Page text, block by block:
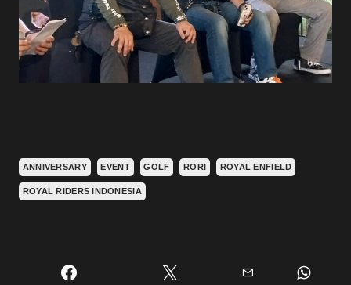
ANNIVERSARY EVENT GOLF RORI ROYAL ENFIELD
ROYAL RIDERS INDONESIA